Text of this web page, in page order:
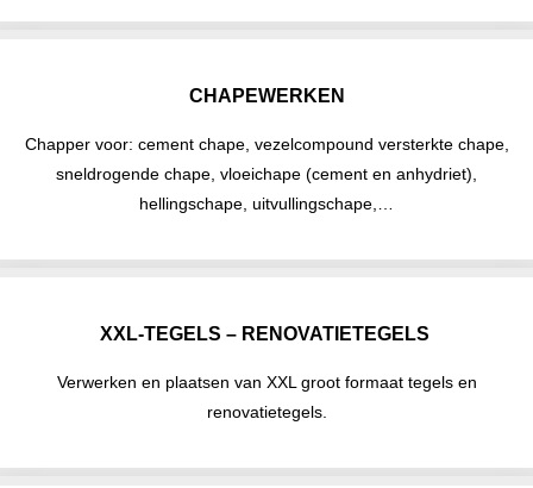
CHAPEWERKEN
Chapper voor: cement chape, vezelcompound versterkte chape,
sneldrogende chape, vloeichape (cement en anhydriet),
hellingschape, uitvullingschape,…
XXL-TEGELS – RENOVATIETEGELS
Verwerken en plaatsen van XXL groot formaat tegels en
renovatietegels.